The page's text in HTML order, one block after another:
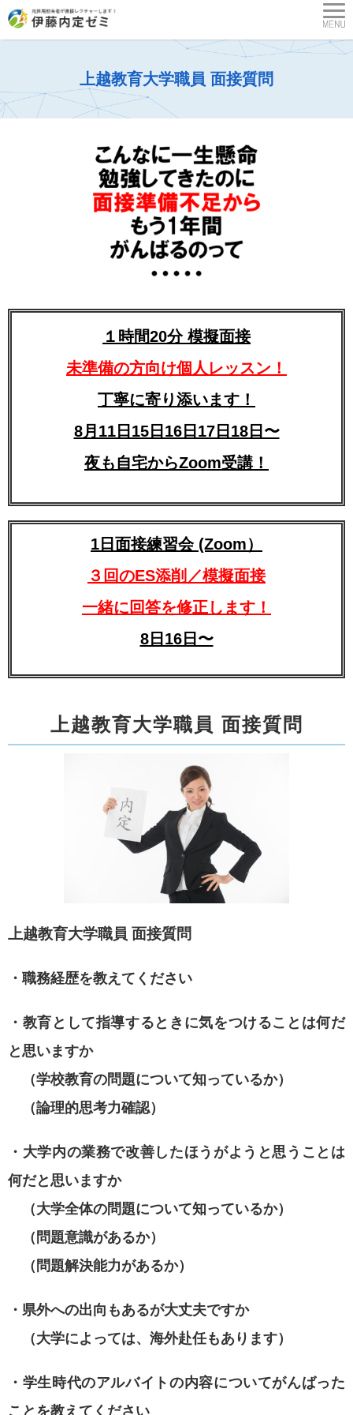
上越教育大学職員 面接質問
１時間20分 模擬面接
未準備の方向け個人レッスン！
丁寧に寄り添います！
8月11日15日16日17日18日〜
夜も自宅からZoom受講！
1日面接練習会 (Zoom）
３回のES添削／模擬面接
一緒に回答を修正します！
8日16日〜
上越教育大学職員 面接質問
上越教育大学職員 面接質問
・職務経歴を教えてください
・教育として指導するときに気をつけることは何だ
と思いますか
（学校教育の問題について知っているか）
（論理的思考力確認）
・大学内の業務で改善したほうがようと思うことは
何だと思いますか
（大学全体の問題について知っているか）
（問題意識があるか）
（問題解決能力があるか）
・県外への出向もあるが大丈夫ですか
（大学によっては、海外赴任もあります）
・学生時代のアルバイトの内容についてがんばった
ことを教えてください